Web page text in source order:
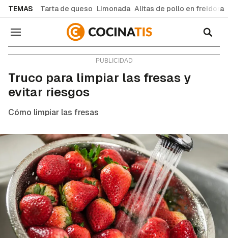
TEMAS Tarta de queso Limonada Alitas de pollo en freidora
Navegación
Truco para limpiar las fresas y
evitar riesgos
Cómo limpiar las fresas